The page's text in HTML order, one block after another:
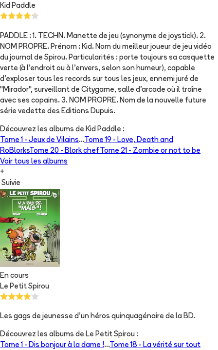
Kid Paddle
PADDLE : 1. TECHN. Manette de jeu (synonyme de joystick). 2.
NOM PROPRE. Prénom : Kid. Nom du meilleur joueur de jeu vidéo
du journal de Spirou. Particularités : porte toujours sa casquette
verte (à l'endroit ou à l'envers, selon son humeur), capable
d'exploser tous les records sur tous les jeux, ennemi juré de
"Mirador", surveillant de Citygame, salle d'arcade où il traîne
avec ses copains. 3. NOM PROPRE. Nom de la nouvelle future
série vedette des Editions Dupuis.
Découvrez les albums de Kid Paddle :
Tome 1 - Jeux de Vilains...Tome 19 - Love, Death and
RoBlorksTome 20 - Blork chef Tome 21 - Zombie or not to be
Voir tous les albums
+
Suivie
En cours
Le Petit Spirou
Les gags de jeunesse d'un héros quinquagénaire de la BD.
Découvrez les albums de Le Petit Spirou :
Tome 1 - Dis bonjour à la dame !...Tome 18 - La vérité sur tout